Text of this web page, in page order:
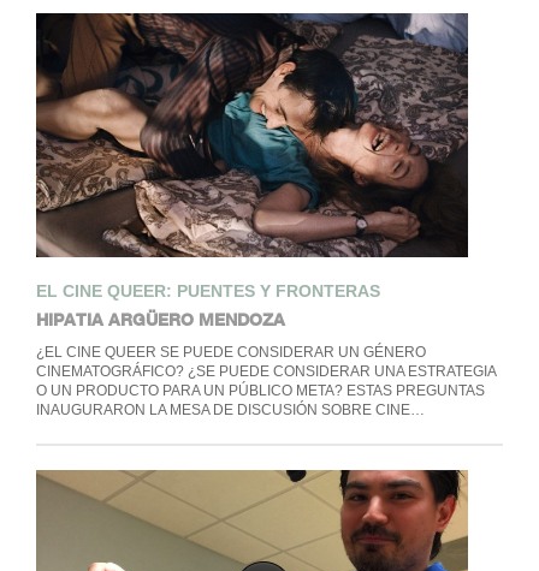
EL CINE QUEER: PUENTES Y FRONTERAS
HIPATIA ARGÜERO MENDOZA
¿EL CINE QUEER SE PUEDE CONSIDERAR UN GÉNERO
CINEMATOGRÁFICO? ¿SE PUEDE CONSIDERAR UNA ESTRATEGIA
O UN PRODUCTO PARA UN PÚBLICO META? ESTAS PREGUNTAS
INAUGURARON LA MESA DE DISCUSIÓN SOBRE CINE…